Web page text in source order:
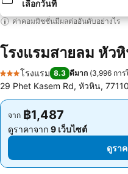
เลือกวันที่
ค่าคอมมิชชั่นมีผลต่ออันดับอย่างไร
โรงแรมสายลม หัว
3 ดาว
โรงแรม 8.3 ดีมาก (3,996 กา
29 Phet Kasem Rd, หัวหิน,
จาก ฿1,487
ดูราคาจาก 9 เว็บไซต์
ดู
จาก ฿1,487
ดูราคาจาก 9 เว็บไซต์
ดูรา